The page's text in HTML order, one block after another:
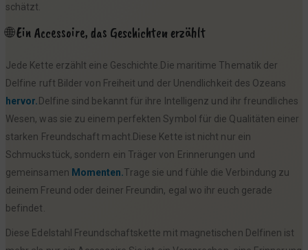
schätzt.
🌐 Ein Accessoire, das Geschichten erzählt
Jede Kette erzählt eine Geschichte.Die maritime Thematik der
Delfine ruft Bilder von Freiheit und der Unendlichkeit des Ozeans
hervor. Delfine sind bekannt für ihre Intelligenz und ihr freundliches
Wesen, was sie zu einem perfekten Symbol für die Qualitäten einer
starken Freundschaft macht.Diese Kette ist nicht nur ein
Schmuckstück, sondern ein Träger von Erinnerungen und
gemeinsamen Momenten.Trage sie und fühle die Verbindung zu
deinem Freund oder deiner Freundin, egal wo ihr euch gerade
befindet.
Diese Edelstahl Freundschaftskette mit magnetischen Delfinen ist